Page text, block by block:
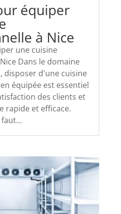
équiper
à Nice
une cuisine
Dans le domaine
disposer d'une cuisine
équipée est essentiel
des clients et
rapide et efficace.